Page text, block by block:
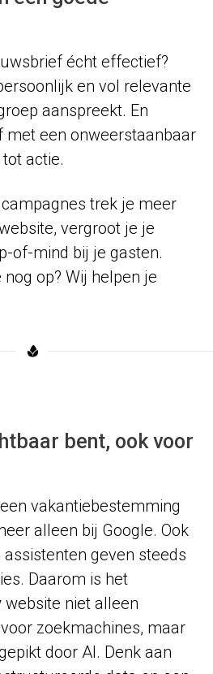
écht effectief?
en vol relevante
aanspreekt. En
een onweerstaanbaar
actie.
trek je meer
vergroot je je
of-mind bij je gasten.
op? Wij helpen je
bent, ook voor
vakantiebestemming
alleen bij Google. Ook
geven steeds
Daarom is het
niet alleen
zoekmachines, maar
door AI. Denk aan